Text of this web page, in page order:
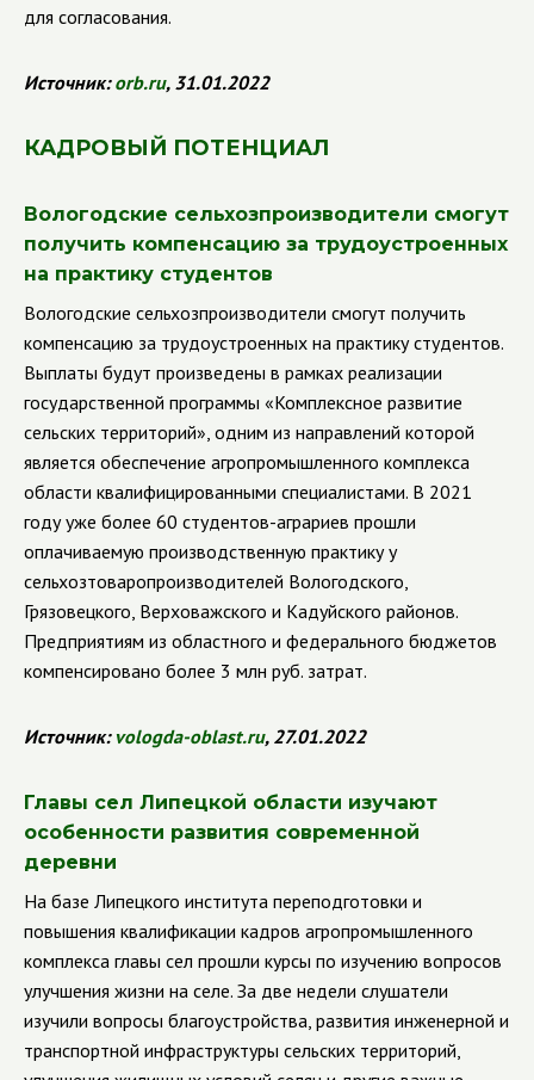
для согласования.
Источник:orb.ru, 31.01.2022
КАДРОВЫЙ ПОТЕНЦИАЛ
Вологодские сельхозпроизводители смогут
получить компенсацию за трудоустроенных
на практику студентов
Вологодские сельхозпроизводители смогут получить
компенсацию за трудоустроенных на практику студентов.
Выплаты будут произведены в рамках реализации
государственной программы «Комплексное развитие
сельских территорий», одним из направлений которой
является обеспечение агропромышленного комплекса
области квалифицированными специалистами. В 2021
году уже более 60 студентов-аграриев прошли
оплачиваемую производственную практику у
сельхозтоваропроизводителей Вологодского,
Грязовецкого, Верховажского и Кадуйского районов.
Предприятиям из областного и федерального бюджетов
компенсировано более 3 млн руб. затрат.
Источник:vologda-oblast.ru, 27.01.2022
Главы сел Липецкой области изучают
особенности развития современной
деревни
На базе Липецкого института переподготовки и
повышения квалификации кадров агропромышленного
комплекса главы сел прошли курсы по изучению вопросов
улучшения жизни на селе. За две недели слушатели
изучили вопросы благоустройства, развития инженерной и
транспортной инфраструктуры сельских территорий,